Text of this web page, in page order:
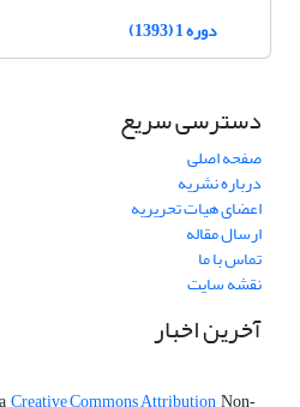
دوره 1 (1393)
دسترسی سریع
صفحه اصلی
درباره نشریه
اعضای هیات تحریریه
ارسال مقاله
تماس با ما
نقشه سایت
آخرین اخبار
Non-